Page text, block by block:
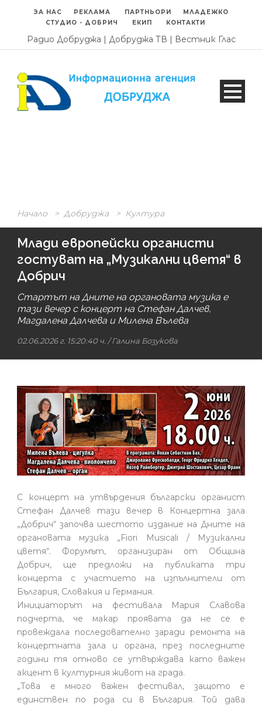
ЗА НАС РЕКЛАМА ПАРТНЬОРИ
МЛАДЕЖКО
СТУДИО - ДОБРИЧ
ЕКИП КОНТАКТИ
Радио Добруджа | Добруджа ТВ | Вестник Глас
Начало > Добруджа > Култура
Млади европейски органисти
гостуват на „Музикални цветя“ в
Добрич
Стартът на Дните на органовата музика е
тази вечер с концерт на Стефан Далчев,
Магдалена Далчева и Милена Вълева
02.06.2026 г. 15:20:40 ч. /Галина Бозукова
С концерт на утвърдения български органист
Стефан Далчев тази вечер в Концертна зала
„Добрич“ започва шестото издание на Дните на
органовата музика „Fiori Musicali / Музикални
цветя“. Форумът, организиран от Община
Добрич, ще предложи на публиката три
концерта с участието на изпълнители от
България, Словакия и Германия.
Инициаторът на фестивала Мария Славова
подчерта, че макар проявата да не се е
провеждала последователно заради ремонта на
концертната зала и органа, през последните
години тя отново се утвърждава като важен
акцент в културния живот на града.
„Това е много важен фестивал, защото е
единствен по рода си в България. Той дава